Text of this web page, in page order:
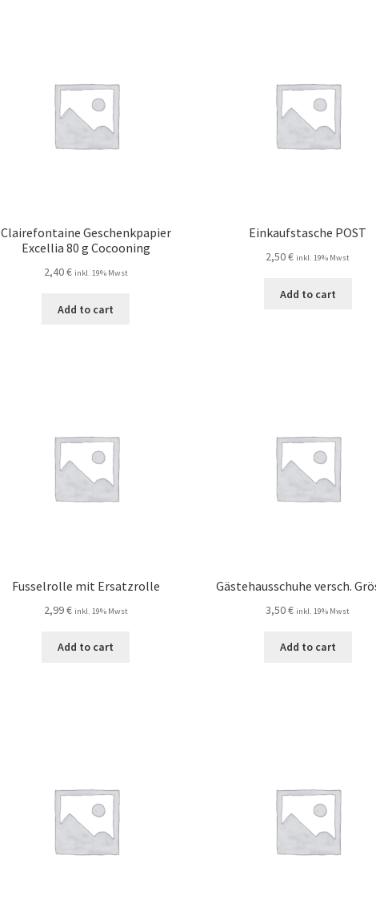
Clairefontaine Geschenkpapier
Excellia 80 g Cocooning
2,40€ inkl. 19% Mwst
Add to cart
Einkaufstasche POST
2,50€ inkl. 19% Mwst
Add to cart
Fusselrolle mit Ersatzrolle
2,99€ inkl. 19% Mwst
Add to cart
Gästehausschuhe versch.
3,50€ inkl. 19% Mwst
Add to cart